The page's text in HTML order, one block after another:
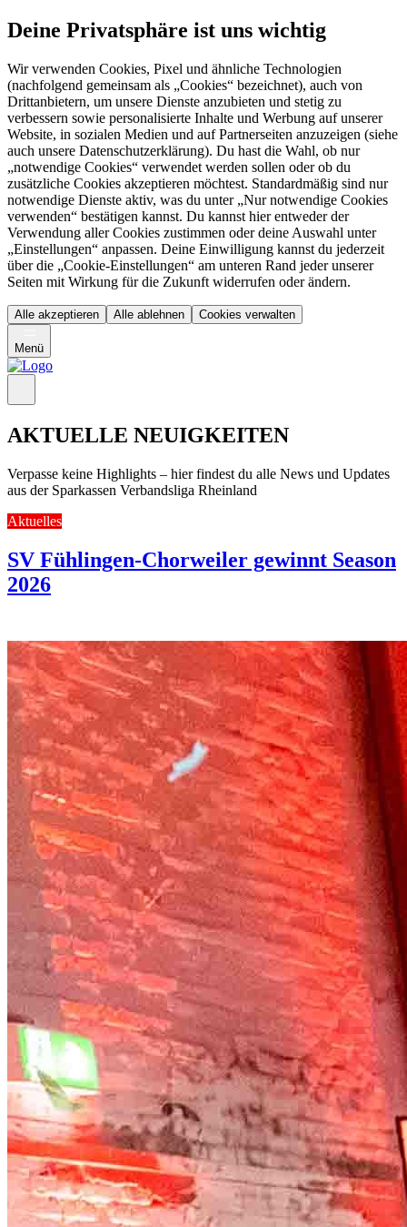
Deine Privatsphäre ist uns wichtig
Wir verwenden Cookies, Pixel und ähnliche Technologien
(nachfolgend gemeinsam als „Cookies“ bezeichnet), auch von
Drittanbietern, um unsere Dienste anzubieten und stetig zu
verbessern sowie personalisierte Inhalte und Werbung auf unserer
Website, in sozialen Medien und auf Partnerseiten anzuzeigen (siehe
auch unsere Datenschutzerklärung). Du hast die Wahl, ob nur
„notwendige Cookies“ verwendet werden sollen oder ob du
zusätzliche Cookies akzeptieren möchtest. Standardmäßig sind nur
notwendige Dienste aktiv, was du unter „Nur notwendige Cookies
verwenden“ bestätigen kannst. Du kannst hier entweder der
Verwendung aller Cookies zustimmen oder deine Auswahl unter
„Einstellungen“ anpassen. Deine Einwilligung kannst du jederzeit
über die „Cookie-Einstellungen“ am unteren Rand jeder unserer
Seiten mit Wirkung für die Zukunft widerrufen oder ändern.
Alle akzeptieren Alle ablehnen Cookies verwalten
Menü
AKTUELLE NEUIGKEITEN
Verpasse keine Highlights – hier findest du alle News und Updates
aus der Sparkassen Verbandsliga Rheinland
Aktuelles
SV Fühlingen-Chorweiler gewinnt Season
2026